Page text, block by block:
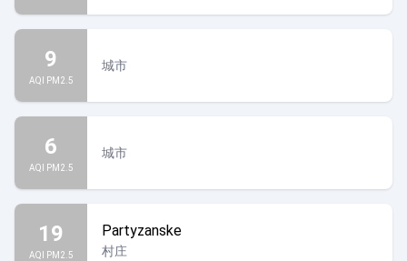
9
AQI PM2.5
城市
6
AQI PM2.5
城市
19
AQI PM2.5
Partyzanske
村庄